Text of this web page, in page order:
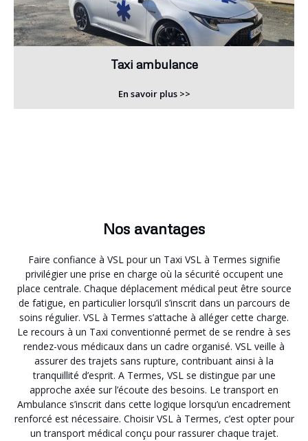
Taxi ambulance
En savoir plus >>
Nos avantages
Faire confiance à VSL pour un Taxi VSL à Termes signifie
privilégier une prise en charge où la sécurité occupent une
place centrale. Chaque déplacement médical peut être source
de fatigue, en particulier lorsqu’il s’inscrit dans un parcours de
soins régulier. VSL à Termes s’attache à alléger cette charge.
Le recours à un Taxi conventionné permet de se rendre à ses
rendez-vous médicaux dans un cadre organisé. VSL veille à
assurer des trajets sans rupture, contribuant ainsi à la
tranquillité d’esprit. A Termes, VSL se distingue par une
approche axée sur l’écoute des besoins. Le transport en
Ambulance s’inscrit dans cette logique lorsqu’un encadrement
renforcé est nécessaire. Choisir VSL à Termes, c’est opter pour
un transport médical conçu pour rassurer chaque trajet.